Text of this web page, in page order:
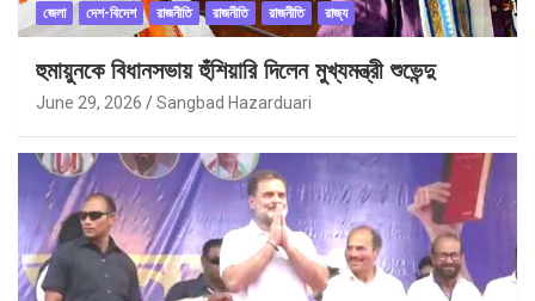
জেলা দেশ-বিদেশ রাজনীতি রাজনীতি রাজনীতি রাজ্য
হুমায়ুনকে বিধানসভায় হুঁশিয়ারি দিলেন মুখ্যমন্ত্রী শুভেন্দু
June 29, 2026 Sangbad Hazarduari